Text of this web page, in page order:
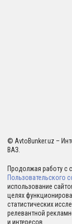
© AvtoBunker.uz –
ВАЗ.
Продолжая работу с
Пользовательского
использование
целях
статистических
релевантной
и интересов.